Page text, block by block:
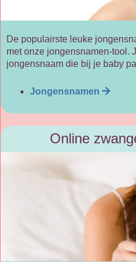
De populairste leuke
met onze jongensnamen-tool.
jongensnaam die bij je baby
Jongensnamen
Online